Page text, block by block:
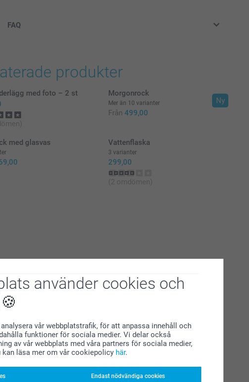
använder cookies och
vår webbplatstrafik, för att anpassa innehåll och
funktioner för sociala medier. Vi delar också
av vår webbplats med våra partners för sociala medier,
kan läsa mer om vår cookiepolicy här.
Endast nödvändiga cookies
är i svenska kronor (SEK), inklusive moms och exklusive porto.
FAQ
produkter
med foto – 2 st
Ny
Morgonrock
Mer än 10 varianter
Från 499,00
med glasvas Vattenflaska
3 varianter
299,00
(2 omdömen)